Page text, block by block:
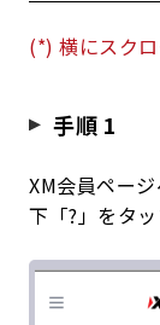
(*) 横にスクロ
手順 1
XM会員ペー
下「?」をタッ